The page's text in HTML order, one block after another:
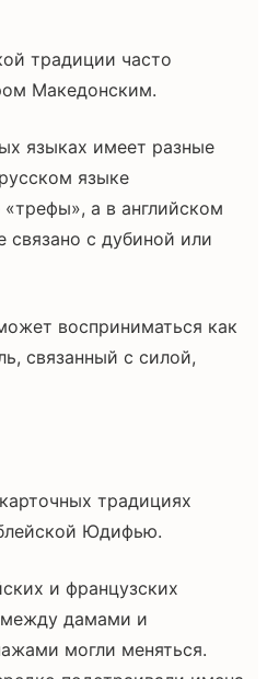
традиции часто
Македонским.
языках имеет разные
языке
«трефы», а в английском
связано с дубиной или
восприниматься как
связанный с силой,
традициях
Юдифью.
и французских
между дамами и
могли меняться.